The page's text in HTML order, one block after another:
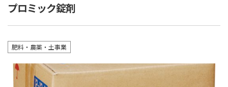
プロミック錠剤
肥料・農薬・土事業